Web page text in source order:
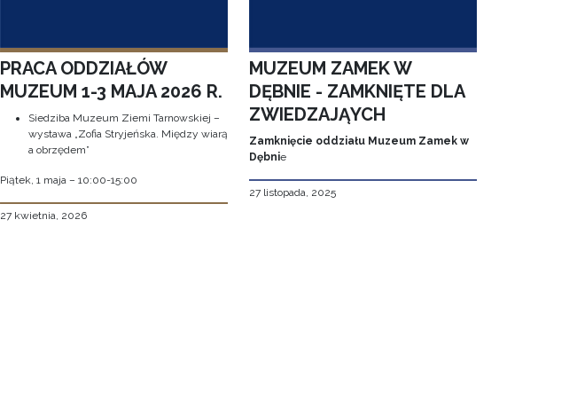
PRACA ODDZIAŁÓW
MUZEUM 1-3 MAJA 2026 R.
Siedziba Muzeum Ziemi Tarnowskiej –
wystawa „Zofia Stryjeńska. Między wiarą
a obrzędem”
Piątek, 1 maja – 10:00-15:00
27 kwietnia, 2026
MUZEUM ZAMEK W
DĘBNIE - ZAMKNIĘTE DLA
ZWIEDZAJĄYCH
Zamknięcie oddziału Muzeum Zamek w
Dębnie
27 listopada, 2025